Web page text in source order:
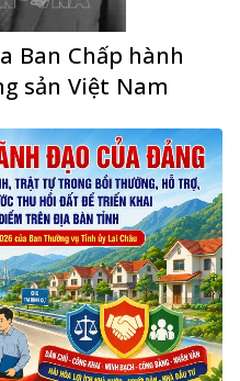
Ban Chấp hành
sản Việt Nam